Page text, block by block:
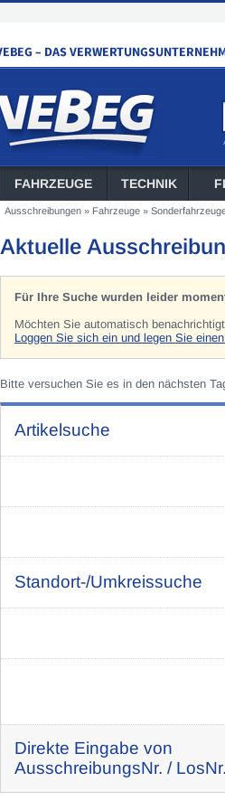
FAHRZEUGE TECHNIK
Ausschreibungen » Fahrzeuge »
Aktuelle
Für Ihre Suche wurden leider
Möchten Sie automatisch
Loggen Sie sich ein und legen Sie
Bitte versuchen Sie es in den nächsten
Artikelsuche
Standort-/Umkreissuche
Direkte Eingabe von
AusschreibungsNr. / LosNr.